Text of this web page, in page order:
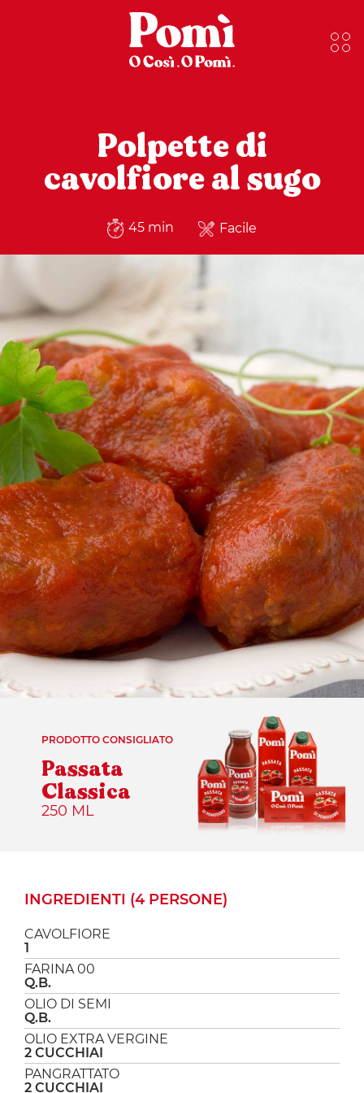
Polpette di
cavolfiore al sugo
45 min Facile
PRODOTTO CONSIGLIATO
Passata
Classica
250 ML
INGREDIENTI (4 PERSONE)
CAVOLFIORE
1
FARINA 00
Q.B.
OLIO DI SEMI
Q.B.
OLIO EXTRA VERGINE
2 CUCCHIAI
PANGRATTATO
2 CUCCHIAI